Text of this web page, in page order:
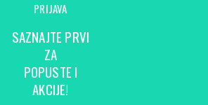
PRIJAVA
SAZNAJTE PRVI
ZA
POPUSTE I
AKCIJE!